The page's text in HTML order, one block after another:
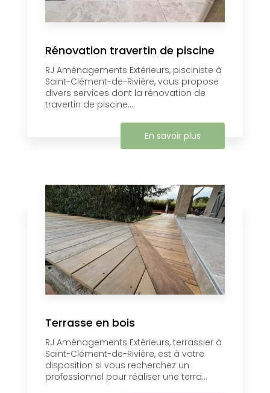
Rénovation travertin de piscine
RJ Aménagements Extérieurs, pisciniste à
Saint-Clément-de-Rivière, vous propose
divers services dont la rénovation de
travertin de piscine....
En savoir plus
Terrasse en bois
RJ Aménagements Extérieurs, terrassier à
Saint-Clément-de-Rivière, est à votre
disposition si vous recherchez un
professionnel pour réaliser une terra...